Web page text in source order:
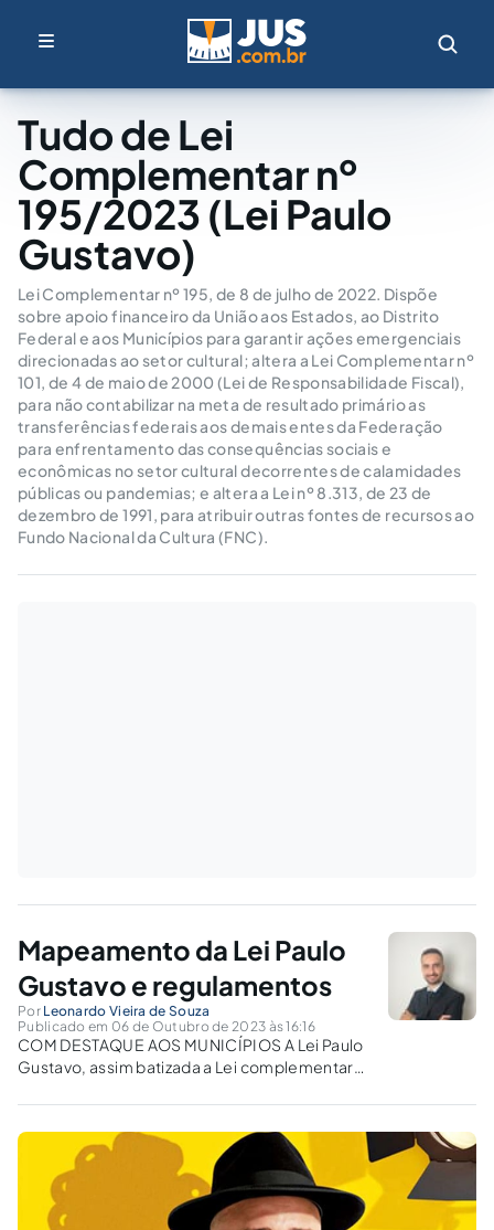
Tudo de Lei
Complementar nº
195/2023 (Lei Paulo
Gustavo)
Lei Complementar nº 195, de 8 de julho de 2022. Dispõe
sobre apoio financeiro da União aos Estados, ao Distrito
Federal e aos Municípios para garantir ações emergenciais
direcionadas ao setor cultural; altera a Lei Complementar nº
101, de 4 de maio de 2000 (Lei de Responsabilidade Fiscal),
para não contabilizar na meta de resultado primário as
transferências federais aos demais entes da Federação
para enfrentamento das consequências sociais e
econômicas no setor cultural decorrentes de calamidades
públicas ou pandemias; e altera a Lei nº 8.313, de 23 de
dezembro de 1991, para atribuir outras fontes de recursos ao
Fundo Nacional da Cultura (FNC).
Mapeamento da Lei Paulo
Gustavo e regulamentos
Por Leonardo Vieira de Souza
Publicado em 06 de Outubro de 2023 às 16:16
COM DESTAQUE AOS MUNICÍPIOS A Lei Paulo
Gustavo, assim batizada a Lei complementar
financeiro emergencial da União aos demais
entes, destinados ao Setor Cultural, que se
justifica como medida de mitigação aos
reflexos da...